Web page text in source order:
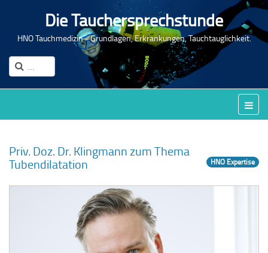
Die Tauchersprechstunde
HNO Tauchmedizin - Grundlagen, Erkrankungen, Tauchtauglichkeit.
Priv. Doz. Dr. Klingmann zum Thema
Tubendilatation HNO Expertise